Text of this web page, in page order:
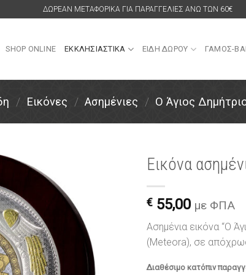
ΔΩΡΕΑΝ ΜΕΤΑΦΟΡΙΚΑ ΓΙΑ ΠΑΡΑΓΓΕΛΙΕΣ ΑΝΩ ΤΩΝ 60€
SHOP ONLINE ΕΚΚΛΗΣΙΑΣΤΙΚΑ ΕΙΔΗ ΔΩΡΟΥ ΓΑΜΟΣ-
/ Εικόνες / Ασημένιες / Ο Άγιος
επιθυμιών
Εικόνα
€ 55,00 με ΦΠΑ
Ασημένια εικόνα “Ο
(Meteora), σε
Διαθέσιμο κατόπιν